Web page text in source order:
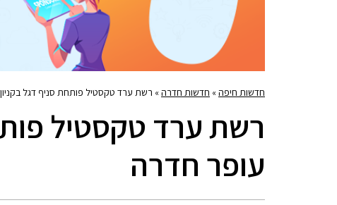
חדשות חיפה» חדשות חדרה» רשת ערד טקסטיל פותחת סניף דגל
רשת ערד טקסטיל
עופר חדרה